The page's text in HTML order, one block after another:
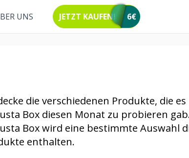
UNS JETZT KAUFEN! 6€
die verschiedenen Produkte, die
Box diesen Monat zu probieren
Box wird eine bestimmte Auswahl
enthalten.